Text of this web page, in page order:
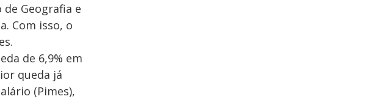
Geografia e
Com isso, o
de 6,9% em
queda já
(Pimes),